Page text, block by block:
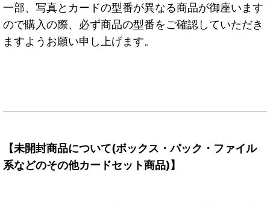
一部、写真とカードの型番が異なる商品が御座います
ので購入の際、必ず商品の型番をご確認していただき
ますようお願い申し上げます。
【未開封商品について(ボックス・パック・ファイル
系などのその他カードセット商品)】